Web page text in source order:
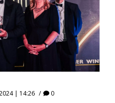
| 14:26 0